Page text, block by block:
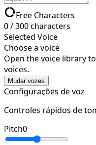
data_usageFree Characters
0/300characters
Selected Voice
Choose a voice
Open the voice library
voices.
Mudar vozes
Configurações de voz
Controles rápidos de
Pitch0